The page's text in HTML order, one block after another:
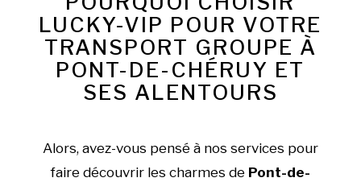
LUCKY-VIP POUR VOTRE
TRANSPORT GROUPE À
PONT-DE-CHÉRUY ET
SES ALENTOURS
Alors, avez-vous pensé à nos services pour
faire découvrir les charmes de Pont-de-